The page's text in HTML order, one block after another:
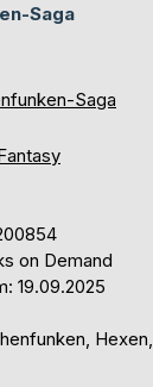
Saga
Saga
on Demand
19.09.2025